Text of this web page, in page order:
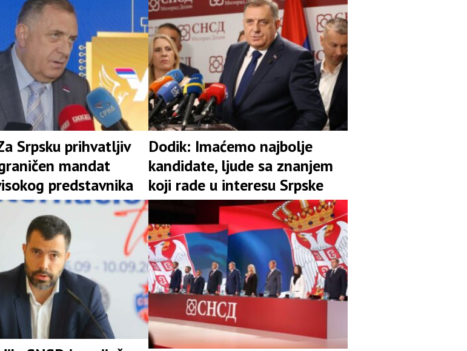
Srpsku prihvatljiv
mandat
predstavnika
Dodik: Imaćemo najbolje
kandidate, ljude sa znanjem
koji rade u interesu Srpske